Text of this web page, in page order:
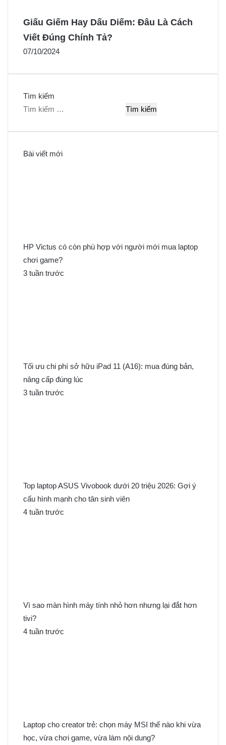
Giấu Giếm Hay Dấu Diếm: Đâu Là Cách
Viết Đúng Chính Tả?
07/10/2024
Tìm kiếm
T
Bài viết mới
HP Victus có còn phù hợp với người mới mua laptop
chơi game?
3 tuần trước
Tối ưu chi phí sở hữu iPad 11 (A16): mua đúng bản,
nâng cấp đúng lúc
3 tuần trước
Top laptop ASUS Vivobook dưới 20 triệu 2026: Gợi ý
cấu hình mạnh cho tân sinh viên
4 tuần trước
Vì sao màn hình máy tính nhỏ hơn nhưng lại đắt hơn
tivi?
4 tuần trước
Laptop cho creator trẻ: chọn máy MSI thế nào khi vừa
học, vừa chơi game, vừa làm nội dung?